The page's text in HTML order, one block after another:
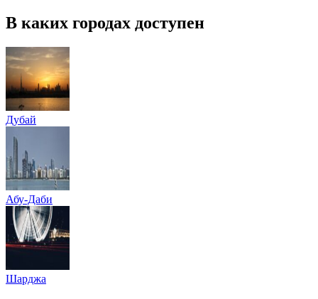
В каких городах доступен
Дубай
Абу-Даби
Шарджа